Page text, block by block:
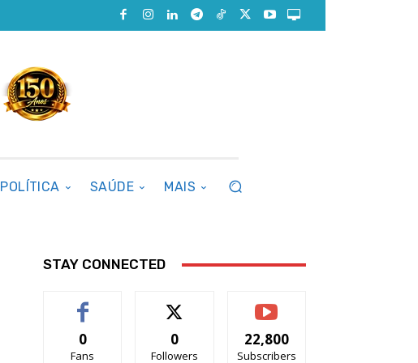
POLÍTICA SAÚDE MAIS
STAY CONNECTED
0
Fans
0
Followers
22,800
Subscribers